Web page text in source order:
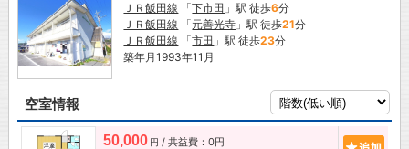
ＪＲ飯田線 「下市田 」駅 徒歩6分
ＪＲ飯田線 「元善光寺 」駅 徒歩21分
ＪＲ飯田線 「市田 」駅 徒歩23分
築年月1993年11月
空室情報
50,000 円 / 共益費：0円